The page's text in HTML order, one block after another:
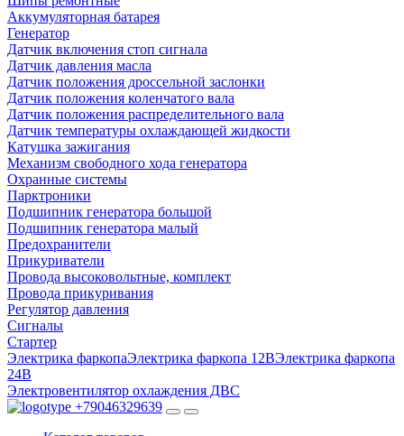
Аккумуляторная батарея
Генератор
Датчик включения стоп сигнала
Датчик давления масла
Датчик положения дроссельной заслонки
Датчик положения коленчатого вала
Датчик положения распределительного вала
Датчик температуры охлаждающей жидкости
Катушка зажигания
Механизм свободного хода генератора
Охранные системы
Парктроники
Подшипник генератора большой
Подшипник генератора малый
Предохранители
Прикуриватели
Провода высоковольтные, комплект
Провода прикуривания
Регулятор давления
Сигналы
Стартер
Электрика фаркопаЭлектрика фаркопа 12ВЭлектрика фаркопа
24В
Электровентилятор охлаждения ДВС
+79046329639